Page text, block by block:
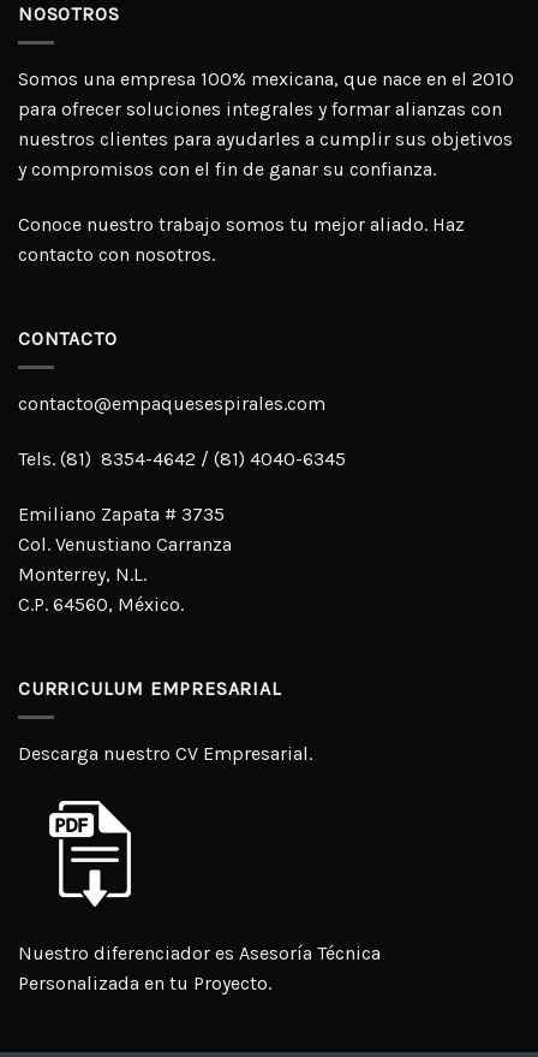
NOSOTROS
Somos una empresa 100% mexicana, que nace en el 2010
para ofrecer soluciones integrales y formar alianzas con
nuestros clientes para ayudarles a cumplir sus objetivos
y compromisos con el fin de ganar su confianza.
Conoce nuestro trabajo somos tu mejor aliado. Haz
contacto con nosotros.
CONTACTO
contacto@empaquesespirales.com
Tels. (81) 8354-4642 / (81) 4040-6345
Emiliano Zapata # 3735
Col. Venustiano Carranza
Monterrey, N.L.
C.P. 64560, México.
CURRICULUM EMPRESARIAL
Descarga nuestro CV Empresarial.
Nuestro diferenciador es Asesoría Técnica
Personalizada en tu Proyecto.